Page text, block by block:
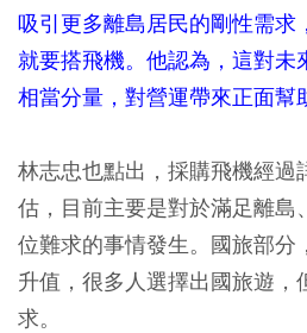
吸引更多離島居民的剛性需求
就要搭飛機。他認為，這對未
相當分量，對營運帶來正面幫
林志忠也點出，採購飛機經過
估，目前主要是對於滿足離島
位難求的事情發生。國旅部分
升值，很多人選擇出國旅遊，
求。